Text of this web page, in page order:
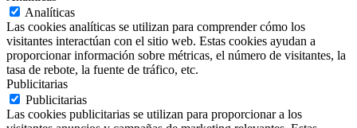
Analíticas
Las cookies analíticas se utilizan para comprender cómo los
visitantes interactúan con el sitio web. Estas cookies ayudan a
proporcionar información sobre métricas, el número de visitantes, la
tasa de rebote, la fuente de tráfico, etc.
Publicitarias
Publicitarias
Las cookies publicitarias se utilizan para proporcionar a los